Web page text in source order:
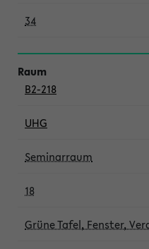
34
B2-218
UHG
Seminarraum
18
Grüne Tafel, Fenster,